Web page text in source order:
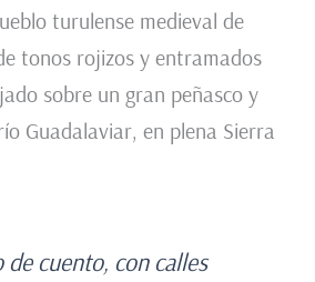
turulense medieval de
tonos rojizos y entramados
sobre un gran peñasco y
Guadalaviar, en plena Sierra
de cuento, con calles